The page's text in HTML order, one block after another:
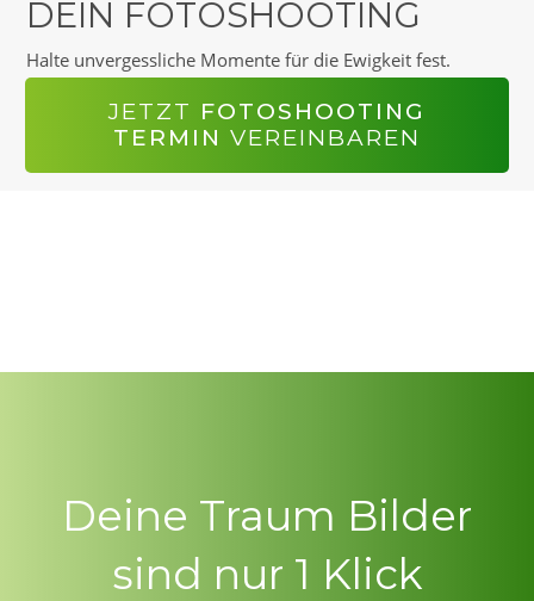
DEIN FOTOSHOOTING
Halte unvergessliche Momente für die Ewigkeit fest.
JETZT FOTOSHOOTING
TERMIN VEREINBAREN
Deine Traum Bilder
sind nur 1 Klick